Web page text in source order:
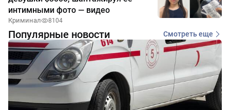
интимными фото — видео
Криминал 8104
Популярные новости Смотреть еще